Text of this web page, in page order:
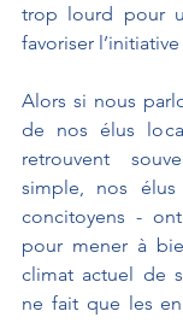
trop lourd pour
favoriser
Alors si nous
de nos élus
retrouvent
simple, nos
concitoyens -
pour mener à
climat actuel de
ne fait que les